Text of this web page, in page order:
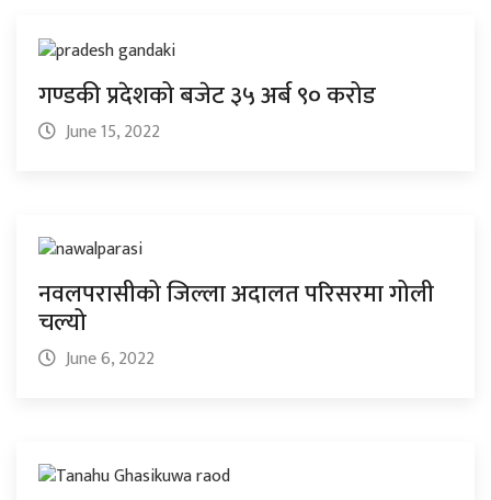
गण्डकी प्रदेशको बजेट ३५ अर्ब ९० करोड
June 15, 2022
नवलपरासीको जिल्ला अदालत परिसरमा गोली
चल्यो
June 6, 2022